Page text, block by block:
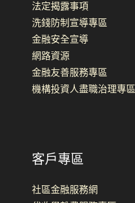
法定揭露事項
洗錢防制宣導專區
金融安全宣導
網路資源
金融友善服務專區
機構投資人盡職治理專區
客戶專區
社區金融服務網